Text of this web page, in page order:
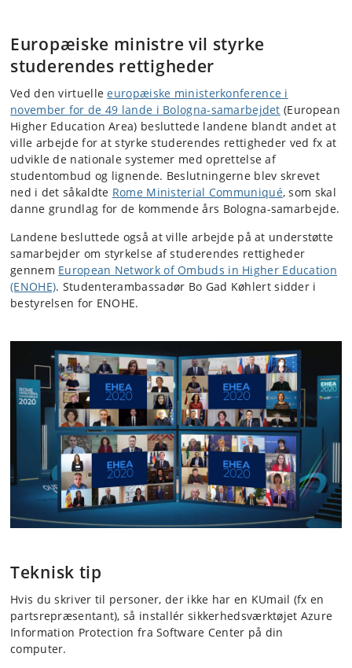
Europæiske ministre vil styrke
studerendes rettigheder
Ved den virtuelleeuropæiske ministerkonference i
november for de 49 lande i Bologna-samarbejdet (European
Higher Education Area) besluttede landene blandt andet at
ville arbejde for at styrke studerendes rettigheder ved fx at
udvikle de nationale systemer med oprettelse af
studentombud og lignende. Beslutningerne blev skrevet
ned i det såkaldte Rome Ministerial Communiqué, som skal
danne grundlag for de kommende års Bologna-samarbejde.
Landene besluttede også at ville arbejde på at understøtte
samarbejder om styrkelse af studerendes rettigheder
gennem European Network of Ombuds in Higher Education
(ENOHE). Studenterambassadør Bo Gad Køhlert sidder i
bestyrelsen for ENOHE.
Teknisk tip
Hvis du skriver til personer, der ikke har en KUmail (fx en
partsrepræsentant), så installér sikkerhedsværktøjet Azure
Information Protection fra Software Center på din
computer.